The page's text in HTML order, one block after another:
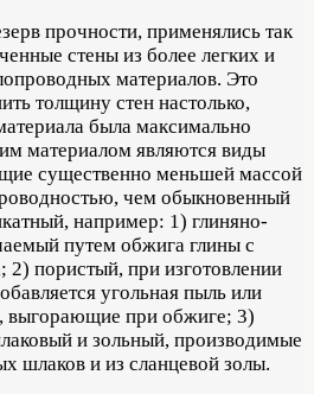
прочности, применялись так
стены из более легких и
материалов. Это
толщину стен настолько,
была максимально
материалом являются виды
существенно меньшей массой
чем обыкновенный
например: 1) глиняно-
путем обжига глины с
2) пористый, при изготовлении
угольная пыль или
выгорающие при обжиге; 3)
и зольный, производимые
шлаков и из сланцевой золы.